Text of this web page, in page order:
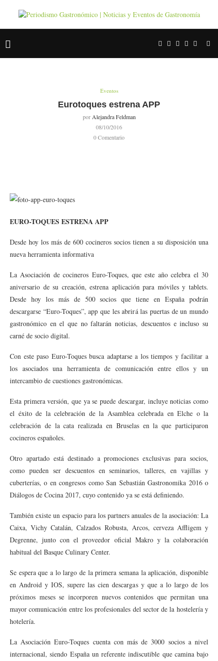
Eventos
Eurotoques estrena APP
por Alejandra Feldman
08/10/2016
0 Comentario
EURO-TOQUES ESTRENA APP
Desde hoy los más de 600 cocineros socios tienen a su disposición una
nueva herramienta informativa
La Asociación de cocineros Euro-Toques, que este año celebra el 30
aniversario de su creación, estrena aplicación para móviles y tablets.
Desde hoy los más de 500 socios que tiene en España podrán
descargarse “Euro-Toques”, app que les abrirá las puertas de un mundo
gastronómico en el que no faltarán noticias, descuentos e incluso su
carné de socio digital.
Con este paso Euro-Toques busca adaptarse a los tiempos y facilitar a
los asociados una herramienta de comunicación entre ellos y un
intercambio de cuestiones gastronómicas.
Esta primera versión, que ya se puede descargar, incluye noticias como
el éxito de la celebración de la Asamblea celebrada en Elche o la
celebración de la cata realizada en Bruselas en la que participaron
cocineros españoles.
Otro apartado está destinado a promociones exclusivas para socios,
como pueden ser descuentos en seminarios, talleres, en vajillas y
cuberterías, o en congresos como San Sebastián Gastronomika 2016 o
Diálogos de Cocina 2017, cuyo contenido ya se está definiendo.
También existe un espacio para los partners anuales de la asociación: La
Caixa, Vichy Catalán, Calzados Robusta, Arcos, cerveza Affligem y
Degrenne, junto con el proveedor oficial Makro y la colaboración
habitual del Basque Culinary Center.
Se espera que a lo largo de la primera semana la aplicación, disponible
en Android y IOS, supere las cien descargas y que a lo largo de los
próximos meses se incorporen nuevos contenidos que permitan una
mayor comunicación entre los profesionales del sector de la hostelería y
hotelería.
La Asociación Euro-Toques cuenta con más de 3000 socios a nivel
internacional, siendo España un referente indiscutible que camina bajo